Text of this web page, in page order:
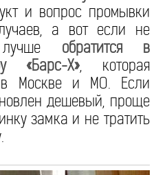
и вопрос промывки
а вот если не
лучше обратится в
«Барс-Х», которая
в Москве и МО. Если
дешевый, проще
замка и не тратить